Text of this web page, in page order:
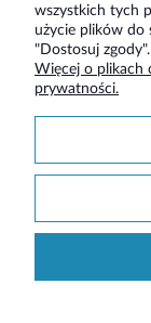
wszystkich tych
użycie plików do
"Dostosuj zgody".
Więcej o plikach
prywatności.